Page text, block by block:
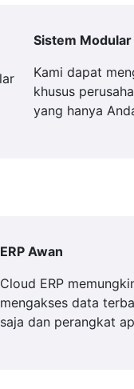
Sistem Modular
Kami dapat
khusus
yang hanya
ERP Awan
Cloud ERP
mengakses data
saja dan perangkat